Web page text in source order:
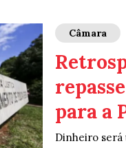
Câmara
para a
Dinheiro será